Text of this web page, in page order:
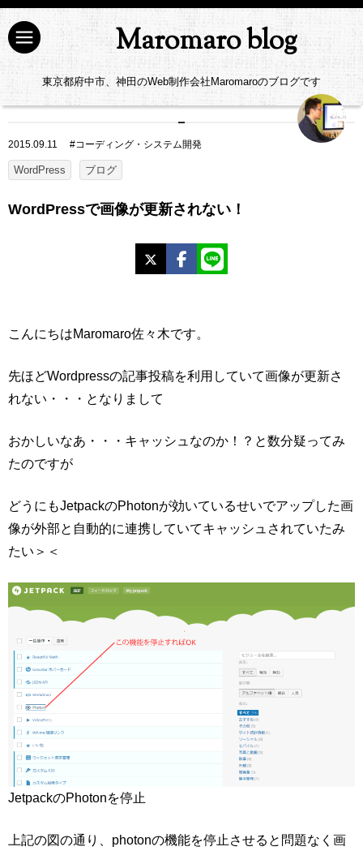
Maromaro blog
東京都府中市、神田のWeb制作会社Maromaroのブログです
2015.09.11 #コーディング・システム開発
WordPress ブログ
WordPressで画像が更新されない！
Facebook
こんにちはMaromaro佐々木です。
先ほどWordpressの記事投稿を利用していて画像が更新さ
れない・・・となりまして
おかしいなあ・・・キャッシュなのか！？と数分疑ってみ
たのですが
どうにもJetpackのPhotonが効いているせいでアップした画
像が外部と自動的に連携していてキャッシュされていたみ
たい＞＜
JetpackのPhotonを停止
上記の図の通り、photonの機能を停止させると問題なく画